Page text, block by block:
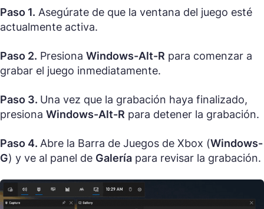
Paso 1. Asegúrate de que la ventana del juego esté
actualmente activa.
Paso 2. Presiona Windows-Alt-R para comenzar a
grabar el juego inmediatamente.
Paso 3. Una vez que la grabación haya finalizado,
presiona Windows-Alt-R para detener la grabación.
Paso 4. Abre la Barra de Juegos de Xbox (Windows-
G) y ve al panel de Galería para revisar la grabación.